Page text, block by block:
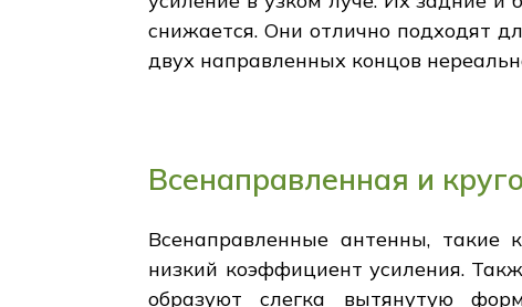
снижается. Они отлично подходят
двух направленных концов
Всенаправленная и
Всенаправленные антенны, такие
низкий коэффициент усиления.
образуют слегка вытянутую